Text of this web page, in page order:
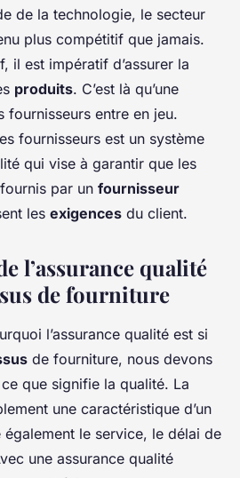
pour la mise
assurance
dans le
?
6 min de lecture
de la technologie, le secteur
plus compétitif que jamais.
il est impératif d’assurer la
produits. C’est là qu’une
fournisseurs entre en jeu.
fournisseurs est un système
qui vise à garantir que les
par un fournisseur
les exigences du client.
l’assurance qualité
de fourniture
l’assurance qualité est si
de fourniture, nous devons
que signifie la qualité. La
une caractéristique d’un
également le service, le délai de
une assurance qualité